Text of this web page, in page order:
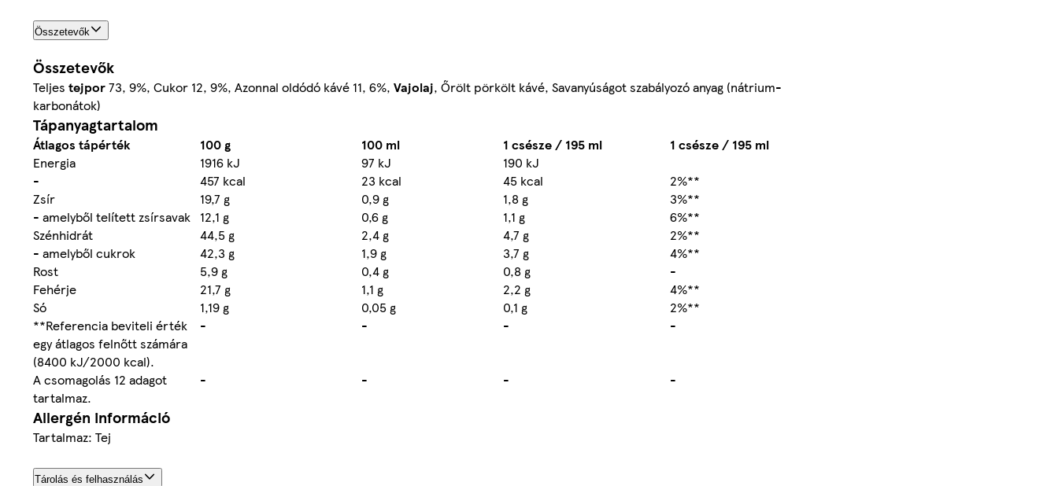
Összetevők
Összetevők
Teljes tejpor73, 9%, Cukor 12, 9%, Azonnal oldódó kávé 11, 6%, Vajolaj, Őrölt pörkölt kávé, Savanyúságot szabályozó anyag (nátrium-
karbonátok)
Tápanyagtartalom
Átlagos tápérték 100 g 100 ml 1 csésze / 195 ml
1 csésze / 195 ml
Energia
1916 kJ 97 kJ
190 kJ
-
457 kcal 23 kcal 45 kcal
2%**
Zsír
19,7 g 0,9 g 1,8 g
3%**
- amelyből telített zsírsavak 12,1 g 0,6 g 1,1 g
6%**
Szénhidrát
44,5 g 2,4 g 4,7 g
2%**
- amelyből cukrok
42,3 g 1,9 g 3,7 g
4%**
Rost
5,9 g 0,4 g 0,8 g
-
Fehérje
21,7 g 1,1 g 2,2 g
4%**
Só
1,19 g 0,05 g 0,1 g
2%**
**Referencia beviteli érték
egy átlagos felnőtt számára
(8400 kJ/2000 kcal).
- - - -
A csomagolás 12 adagot
tartalmaz.
- - - -
Allergén információ
Tartalmaz: Tej
Tárolás és felhasználás